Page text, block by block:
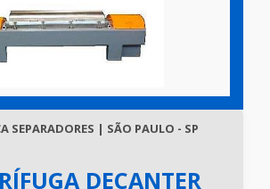
SEPARADORES | SÃO PAULO - SP
DECANTER